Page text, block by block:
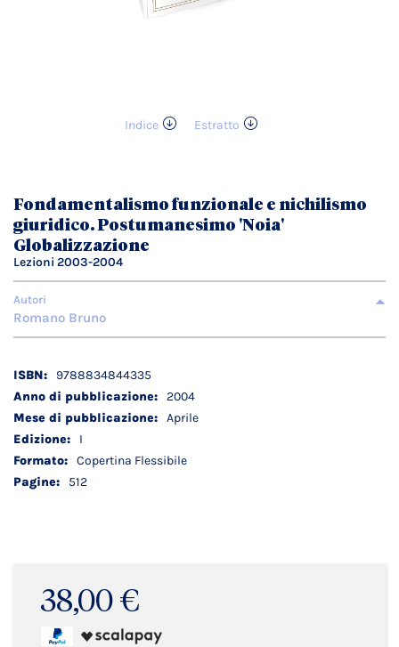
Indice
Estratto
galleria
di
immagini
38,00 €
Fondamentalismo funzionale e nichilismo
giuridico. Postumanesimo 'Noia'
Globalizzazione
Lezioni 2003-2004
Autori
Romano Bruno
Dettagli
tecnici
9788834844335
2004
Aprile
I
Copertina Flessibile
512